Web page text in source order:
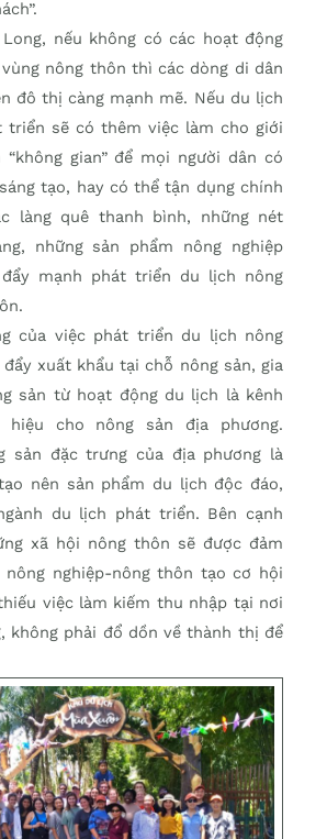
nếu không có các hoạt động
nông thôn thì các dòng di dân
đô thị càng mạnh mẽ. Nếu du lịch
triển sẽ có thêm việc làm cho giới
gian” để mọi người dân có
tạo, hay có thể tận dụng chính
làng quê thanh bình, những nét
những sản phẩm nông nghiệp
mạnh phát triển du lịch nông
của việc phát triển du lịch nông
xuất khẩu tại chỗ nông sản, gia
sản từ hoạt động du lịch là kênh
hiệu cho nông sản địa phương.
sản đặc trưng của địa phương là
nên sản phẩm du lịch độc đáo,
du lịch phát triển. Bên cạnh
xã hội nông thôn sẽ được đảm
nghiệp-nông thôn tạo cơ hội
việc làm kiếm thu nhập tại nơi
không phải đổ dồn về thành thị để